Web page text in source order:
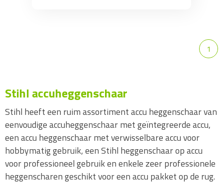
1
Stihl accuheggenschaar
Stihl heeft een ruim assortiment accu heggenschaar van
eenvoudige accuheggenschaar met geïntegreerde accu,
een accu heggenschaar met verwisselbare accu voor
hobbymatig gebruik, een Stihl heggenschaar op accu
voor professioneel gebruik en enkele zeer professionele
heggenscharen geschikt voor een accu pakket op de rug.